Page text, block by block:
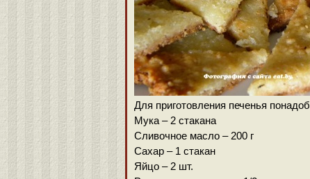
Для приготовления печенья
Мука – 2 стакана
Сливочное масло – 200 г
Сахар – 1 стакан
Яйцо – 2 шт.